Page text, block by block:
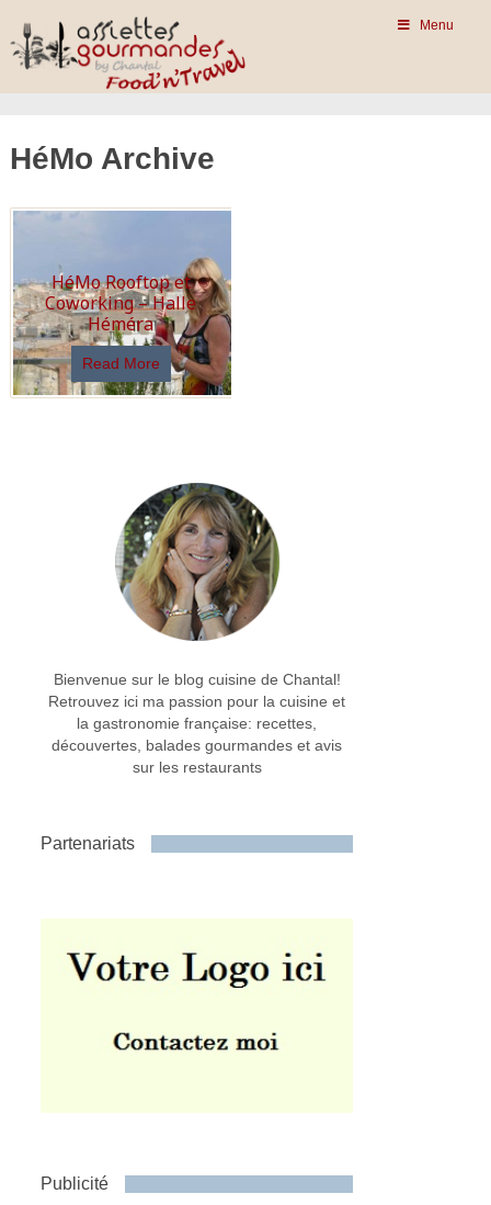
Menu
HéMo Archive
HéMo Rooftop et
Coworking – Halle
Héméra
Read More
Bienvenue sur le blog cuisine de Chantal!
Retrouvez ici ma passion pour la cuisine et
la gastronomie française: recettes,
découvertes, balades gourmandes et avis
sur les restaurants
Partenariats
Publicité